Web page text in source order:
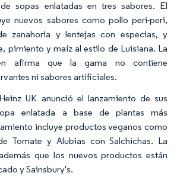
sopas enlatadas en tres sabores. El
nuevos sabores como pollo peri-peri,
zanahoria y lentejas con especias, y
pimiento y maíz al estilo de Luisiana. La
afirma que la gama no contiene
ni sabores artificiales.
UK anunció el lanzamiento de sus
enlatada a base de plantas más
incluye productos veganos como
Tomate y Alubias con Salchichas. La
que los nuevos productos están
y Sainsbury's.